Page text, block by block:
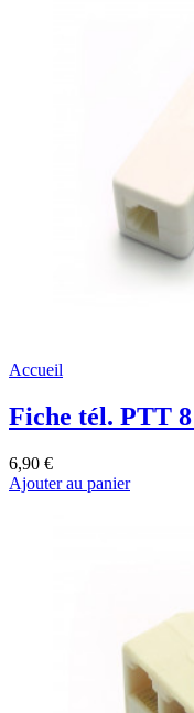
Accueil
Fiche tél. PTT
6,90 €
Ajouter au panier